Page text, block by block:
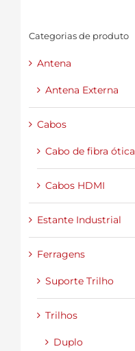
Categorias de produto
Antena
Antena Externa
Cabos
Cabo de fibra ótica
Cabos HDMI
Estante Industrial
Ferragens
Suporte Trilho
Trilhos
Duplo